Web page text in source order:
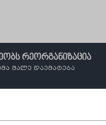
რეორგანიზაცია
მალე დაემატება